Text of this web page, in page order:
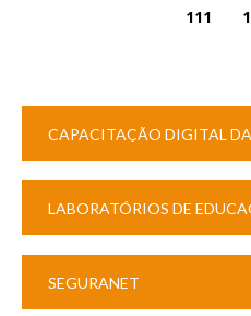
111
CAPACITAÇÃO DIGITAL
LABORATÓRIOS DE
SEGURANET